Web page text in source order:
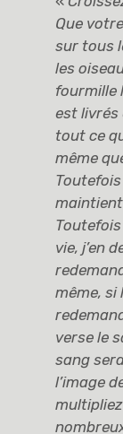
Que
sur tous
les
fourmille
est livrés
tout ce
même
maintient
vie, j’en
même, si
verse le
sang
l’image
multipliez